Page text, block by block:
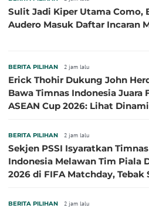
Sulit Jadi Kiper Utama Como,
Audero Masuk Daftar Incaran
BERITA PILIHAN 2 jam lalu
Erick Thohir Dukung John
Bawa Timnas Indonesia Juara
ASEAN Cup 2026: Lihat
BERITA PILIHAN 2 jam lalu
Sekjen PSSI Isyaratkan Timnas
Indonesia Melawan Tim Piala
2026 di FIFA Matchday, Tebak
BERITA PILIHAN 2 jam lalu